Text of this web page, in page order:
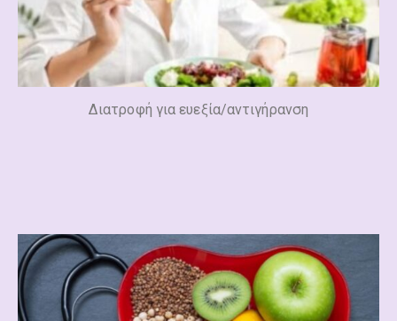
Διατροφή για ευεξία/αντιγήρανση